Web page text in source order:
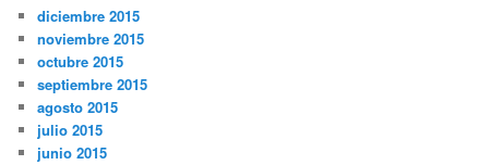
diciembre 2015
noviembre 2015
octubre 2015
septiembre 2015
agosto 2015
julio 2015
junio 2015